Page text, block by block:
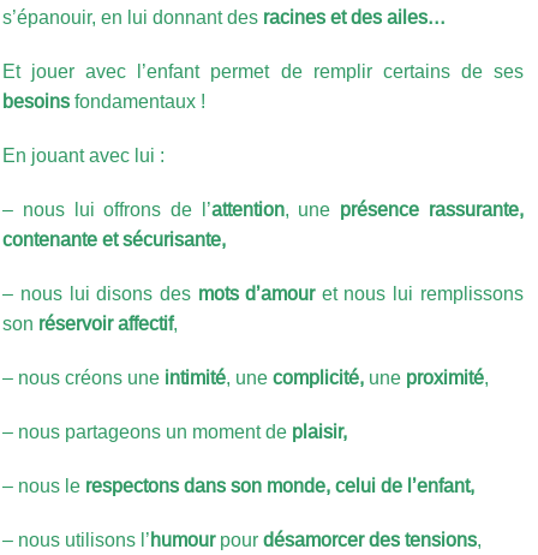
s’épanouir, en lui donnant des racines et des ailes…
Et jouer avec l’enfant permet de remplir certains de ses
besoins fondamentaux !
En jouant avec lui :
– nous lui offrons de l’attention, une présence rassurante,
contenante et sécurisante,
– nous lui disons des mots d’amouretnous lui remplissons
son réservoir affectif,
– nous créons une intimité, unecomplicité, une proximité,
– nous partageons un moment de plaisir,
– nous le respectons dans son monde, celui de l’enfant,
– nous utilisons l’ humourpourdésamorcer des tensions,